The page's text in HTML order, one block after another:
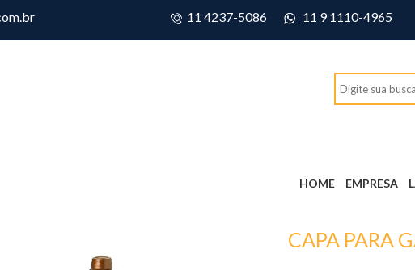
11 4237-5086 11 9 1110-4965
HOME EMPRESA
CAPA PARA